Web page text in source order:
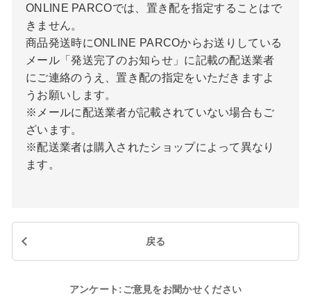
ONLINE PARCOでは、置き配を指定することはで
きません。
商品発送時にONLINE PARCOからお送りしている
メール「発送完了のお知らせ」に記載の配送業者
にご連絡のうえ、置き配の指定をいただきますよ
うお願いします。
※メールに配送業者が記載されていない場合もご
ざいます。
※配送業者は購入されたショップによって異なり
ます。
戻る
アンケート:ご意見をお聞かせください